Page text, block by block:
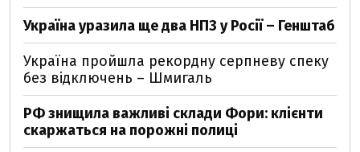
Україна уразила ще два НПЗ у Росії – Генштаб
Україна пройшла рекордну серпневу спеку
без відключень – Шмигаль
РФ знищила важливі склади Фори: клієнти
скаржаться на порожні полиці